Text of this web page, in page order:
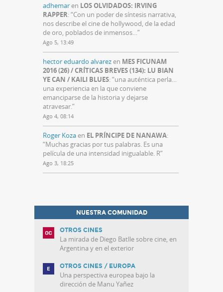
adhemaren LOS OLVIDADOS: IRVING
RAPPER: “Con un poder de síntesis narrativa,
nos describe el cine de hollywood, de la edad
de oro, poblados de inmensos…”
Ago 5, 13:49
hector eduardo alvarezen MES FICUNAM
2016 (26) / CRÍTICAS BREVES (134): LU BIAN
YE CAN / KAILI BLUES: “una auténtica perla…
una experiencia en la que conviene
emanciparse de la historia y dejarse
atravesar.”
Ago 4, 08:14
Roger Kozaen EL PRÍNCIPE DE NANAWA:
“Muchas gracias por tus palabras. Es una
película de una intensidad inigualable. R”
Ago 3, 18:25
NUESTRA COMUNIDAD
OTROS CINES
La mirada de Diego Batlle sobre cine, en
Argentina y en el exterior
OTROS CINES / EUROPA
Una perspectiva europea bajo la
dirección de Manu Yañez